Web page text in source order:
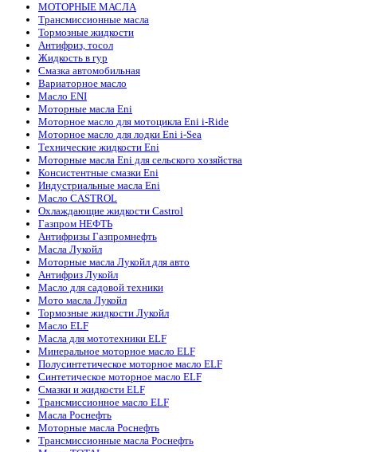
МОТОРНЫЕ МАСЛА
Трансмиссионные масла
Тормозные жидкости
Антифриз, тосол
Жидкость в гур
Смазка автомобильная
Вариаторное масло
Масло ENI
Моторные масла Eni
Моторное масло для мотоцикла Eni i-Ride
Моторное масло для лодки Eni i-Sea
Технические жидкости Eni
Моторные масла Eni для сельского хозяйства
Консистентные смазки Eni
Индустриальные масла Eni
Масло CASTROL
Охлаждающие жидкости Castrol
Газпром НЕФТЬ
Антифризы Газпромнефть
Масла Лукойл
Моторные масла Лукойл для авто
Антифриз Лукойл
Масло для садовой техники
Мото масла Лукойл
Тормозные жидкости Лукойл
Масло ELF
Масла для мототехники ELF
Минеральное моторное масло ELF
Полусинтетическое моторное масло ELF
Синтетическое моторное масло ELF
Смазки и жидкости ELF
Трансмиссионное масло ELF
Масла Роснефть
Моторные масла Роснефть
Трансмиссионные масла Роснефть